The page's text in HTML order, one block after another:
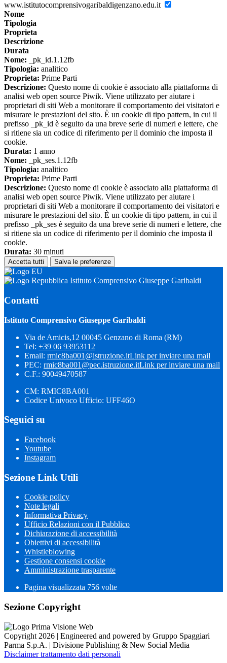
www.istitutocomprensivogaribaldigenzano.edu.it
Nome
Tipologia
Proprieta
Descrizione
Durata
Nome: _pk_id.1.12fb
Tipologia: analitico
Proprieta: Prime Parti
Descrizione: Questo nome di cookie è associato alla piattaforma di
analisi web open source Piwik. Viene utilizzato per aiutare i
proprietari di siti Web a monitorare il comportamento dei visitatori e
misurare le prestazioni del sito. È un cookie di tipo pattern, in cui il
prefisso _pk_id è seguito da una breve serie di numeri e lettere, che
si ritiene sia un codice di riferimento per il dominio che imposta il
cookie.
Durata: 1 anno
Nome: _pk_ses.1.12fb
Tipologia: analitico
Proprieta: Prime Parti
Descrizione: Questo nome di cookie è associato alla piattaforma di
analisi web open source Piwik. Viene utilizzato per aiutare i
proprietari di siti Web a monitorare il comportamento dei visitatori e
misurare le prestazioni del sito. È un cookie di tipo pattern, in cui il
prefisso _pk_ses è seguito da una breve serie di numeri e lettere, che
si ritiene sia un codice di riferimento per il dominio che imposta il
cookie.
Durata: 30 minuti
Accetta tutti Salva le preferenze
Istituto Comprensivo Giuseppe Garibaldi
Contatti
Istituto Comprensivo Giuseppe Garibaldi
Via de Amicis,12 00045 Genzano di Roma (RM)
Tel: +39 06 93953112
Email: rmic8ba001@istruzione.itLink per inviare una mail
PEC: rmic8ba001@pec.istruzione.itLink per inviare una mail
C.F.: 90049470587
CM: RMIC8BA001
Codice Univoco Ufficio: UFF46O
Seguici su
Facebook
Youtube
Instagram
Sezione Link Utili
Cookie policy
Note legali
Informativa Privacy
Ufficio Relazioni con il Pubblico
Dichiarazione di accessibilità
Obiettivi di accessibilità
Whistleblowing
Gestione consensi cookie
Amministrazione trasparente
Pagina visualizzata 756 volte
Sezione Copyright
Copyright 2026 | Engineered and powered by Gruppo Spaggiari
Parma S.p.A. | Divisione Publishing & New Social Media
Disclaimer trattamento dati personali